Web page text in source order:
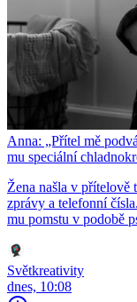
Anna: „Přítel mě
mu speciální
Žena našla v
zprávy a telefonní
mu pomstu v podobě
Světkreativity
dnes, 10:08